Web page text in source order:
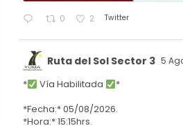
0 2 Twitter
Ruta del Sol Sector 3 5
* Vía Habilitada
*
*Fecha:* 05/08/2026.
*Hora:* 15:15hrs.